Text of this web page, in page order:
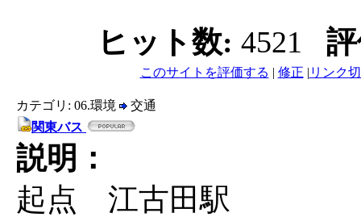
ヒット数: 4521
このサイトを評価する | 修正 | リンク
カテゴリ: 06.環境
交通
関東バス
説明：
起点 江古田駅